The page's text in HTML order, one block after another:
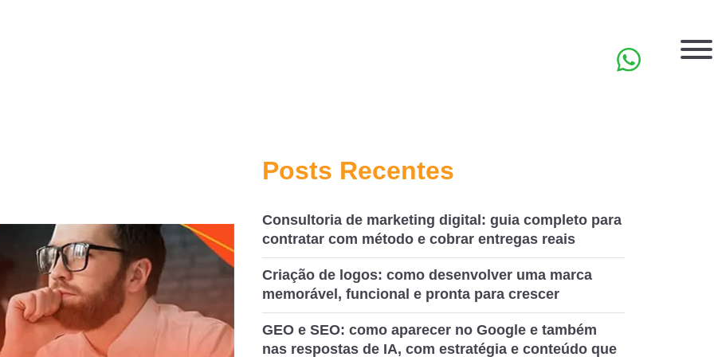
Posts Recentes
Consultoria de marketing digital: guia completo para
contratar com método e cobrar entregas reais
Criação de logos: como desenvolver uma marca
memorável, funcional e pronta para crescer
GEO e SEO: como aparecer no Google e também
nas respostas de IA, com estratégia e conteúdo que